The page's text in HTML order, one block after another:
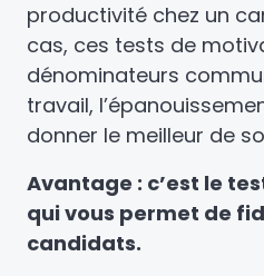
productivité chez un
cas, ces tests de
dénominateurs
travail,
donner le meilleur de
Avantage : c’est le
qui vous permet de
candidats.